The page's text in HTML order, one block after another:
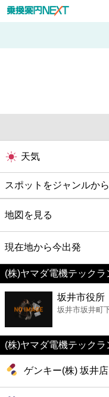
天気
スポットをジャンルか
グルメ
映画
美容
コンビニ
薬局
スーパー
地図を見る
現在地から今出発
(株)ヤマダ電機テック
坂井市役所
坂井市坂井町
(株)ヤマダ電機テック
ゲンキー(株) 坂井店